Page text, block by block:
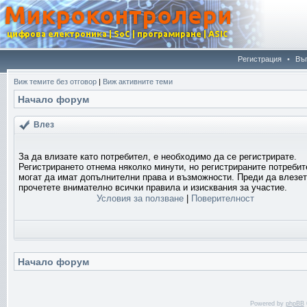
Регистрация •
Виж темите без отговор | Виж активните теми
Начало форум
Влез
За да влизате като потребител, е необходимо да се регистрирате.
Регистрирането отнема няколко минути, но регистрираните
могат да имат допълнителни права и възможности. Преди да
прочетете внимателно всички правила и изисквания за участие.
Условия за ползване| Поверителност
Начало форум
Powered by phpBB